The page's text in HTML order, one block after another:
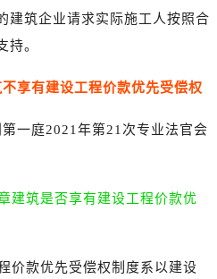
建筑企业请求实际施工人按照合
持。
享有建设工程价款优先受偿权
一庭2021年第21次专业法官会
建筑是否享有建设工程价款优
价款优先受偿权制度系以建设